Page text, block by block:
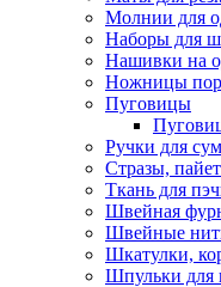
Молнии для
Наборы для
Нашивки на
Ножницы
Пуговицы
Ручки для
Стразы,
Ткань для
Швейная
Швейные
Шкатулки,
Шпульки